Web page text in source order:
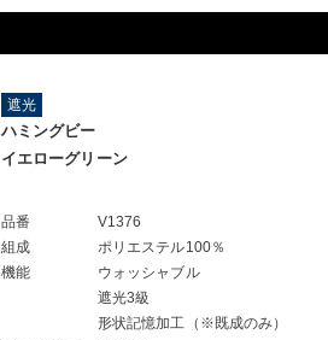
遮光
ハミングビー
イエローグリーン
品番
V1376
組成
ポリエステル100％
機能
ウォッシャブル
遮光3級
形状記憶加工（※既成のみ）